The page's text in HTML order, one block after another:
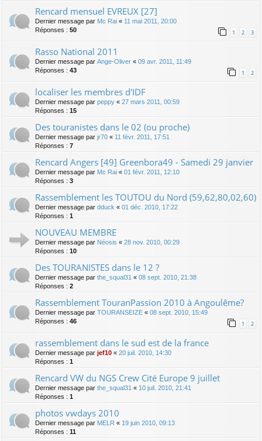
Rencard mensuel EVREUX [27]
Dernier message par Mc Rai « 11 mai 2011, 20:00
Réponses : 50 1 2 3
Rasso National 2011
Dernier message par Ange-Oliver « 09 avr. 2011, 11:49
Réponses : 43 1 2
localiser les membres d'IDF
Dernier message par peppy « 27 mars 2011, 00:59
Réponses : 15
Des touranistes dans le 02 (ou proche)
Dernier message par jr70 « 11 févr. 2011, 17:51
Réponses : 7
Rencard Angers [49] Greenbora49 - Samedi 29 janvier
Dernier message par Mc Rai « 01 févr. 2011, 12:10
Réponses : 3
Rassemblement les TOUTOU du Nord (59,62,80,02,60)
Dernier message par dduck « 01 déc. 2010, 17:22
Réponses : 1
NOUVEAU MEMBRE
Dernier message par Néosis « 28 nov. 2010, 00:29
Réponses : 10
Des TOURANISTES dans le 12 ?
Dernier message par the_squal31 « 08 sept. 2010, 21:38
Réponses : 2
Rassemblement TouranPassion 2010 à Angoulême?
Dernier message par TOURANSEIZE « 08 sept. 2010, 15:49
Réponses : 46 1 2
rassemblement dans le sud est de la france
Dernier message par jef10 « 20 juil. 2010, 14:30
Réponses : 1
Rencard VW du NGS Crew Cité Europe 9 juillet
Dernier message par the_squal31 « 10 juil. 2010, 21:41
Réponses : 1
photos vwdays 2010
Dernier message par MELR « 19 juin 2010, 09:13
Réponses : 11